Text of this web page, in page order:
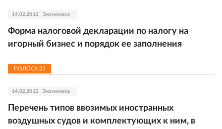
14.02.2012 Экономика
Форма налоговой декларации по налогу на
игорный бизнес и порядок ее заполнения
ПОЛОСА 23
14.02.2012 Экономика
Перечень типов ввозимых иностранных
воздушных судов и комплектующих к ним, в